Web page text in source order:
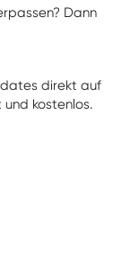
Dann
direkt auf
kostenlos.